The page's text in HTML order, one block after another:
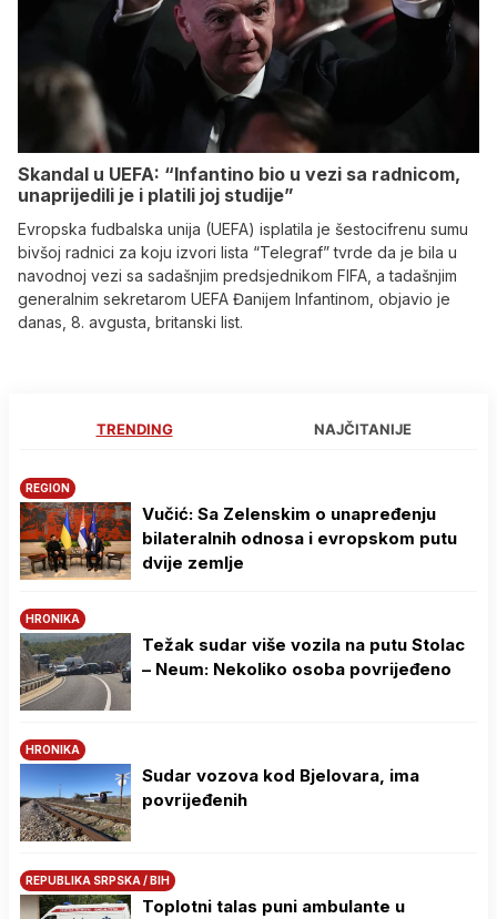
Skandal u UEFA: “Infantino bio u vezi sa radnicom,
unaprijedili je i platili joj studije”
Evropska fudbalska unija (UEFA) isplatila je šestocifrenu sumu
bivšoj radnici za koju izvori lista “Telegraf” tvrde da je bila u
navodnoj vezi sa sadašnjim predsjednikom FIFA, a tadašnjim
generalnim sekretarom UEFA Đanijem Infantinom, objavio je
danas, 8. avgusta, britanski list.
TRENDING NAJČITANIJE
REGION
Vučić: Sa Zelenskim o unapređenju
bilateralnih odnosa i evropskom putu
dvije zemlje
HRONIKA
Težak sudar više vozila na putu Stolac
– Neum: Nekoliko osoba povrijeđeno
HRONIKA
Sudar vozova kod Bjelovara, ima
povrijeđenih
REPUBLIKA SRPSKA / BIH
Toplotni talas puni ambulante u